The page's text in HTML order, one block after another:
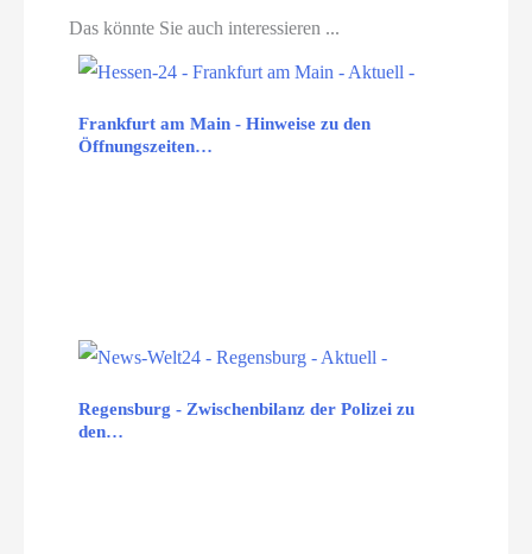
Das könnte Sie auch interessieren ...
Frankfurt am Main - Hinweise zu den
Öffnungszeiten…
Regensburg - Zwischenbilanz der Polizei zu
den…